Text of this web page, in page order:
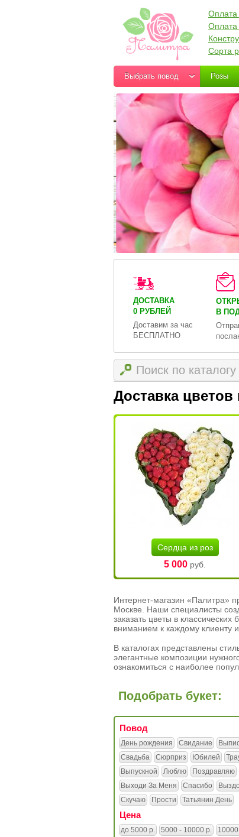
Оплата
Оплата
Сорта
Выбрать повод Розы
ДОСТАВКА
0 РУБЛЕЙ
Доставим за час
БЕСПЛАТНО
В
Доставка
Сердца из роз
5 000 руб.
Интернет-магазин «Палитра»
Москве. Наши специалисты
заказать цветы в
вниманием к каждому клиенту
В каталогах представлены
элегантные композиции
ознакомиться с наиболее
Подобрать букет:
Повод
День рождения Свидание
Свадьба
Сюрприз Юбилей
Выпускной
Люблю
Поздравляю
Выходи За Меня
Спасибо
Скучаю
Прости Татьянин День
Цена
до 5000 р. 5000 - 10000 р.